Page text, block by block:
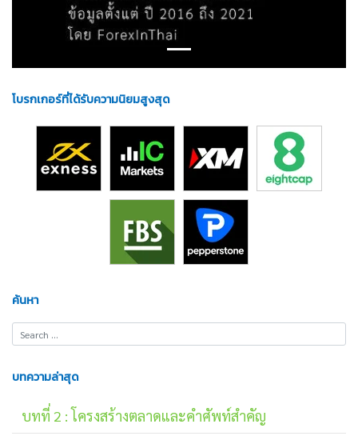
โบรกเกอร์ที่ได้รับความนิยมสูงสุด
ค้นหา
บทความล่าสุด
บทที่ 2 : โครงสร้างตลาดและคำศัพท์สำคัญ